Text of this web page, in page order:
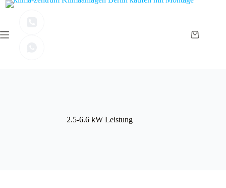
Zum
Warenkorb
2.5-6.6 kW Leistung